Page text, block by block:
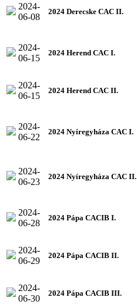
2024-
06-08
2024 Derecske CAC II.
2024-
06-15
2024 Herend CAC I.
2024-
06-15
2024 Herend CAC II.
2024-
06-22
2024 Nyíregyháza CAC I.
2024-
06-23
2024 Nyíregyháza CAC II.
2024-
06-28
2024 Pápa CACIB I.
2024-
06-29
2024 Pápa CACIB II.
2024-
06-30
2024 Pápa CACIB III.